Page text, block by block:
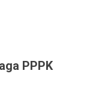
PPPK